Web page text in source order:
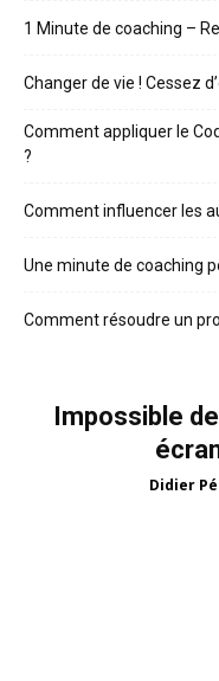
1 Minute de coaching –
Changer de vie ! Cessez
Comment appliquer le
?
Comment influencer les
Une minute de coaching
Comment résoudre un
Impossible
Didier